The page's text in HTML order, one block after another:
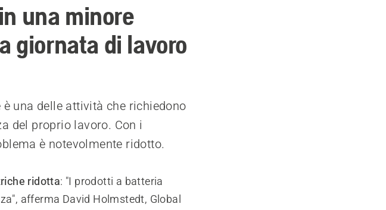
una minore
giornata di lavoro
una delle attività che richiedono
del proprio lavoro. Con i
è notevolmente ridotto.
ridotta: "I prodotti a batteria
afferma David Holmstedt, Global